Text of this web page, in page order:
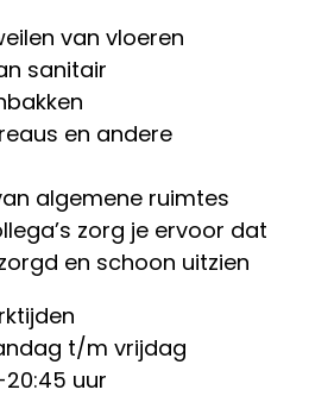
van vloeren
sanitair
en andere
algemene ruimtes
zorg je ervoor dat
en schoon uitzien
t/m vrijdag
20:45 uur